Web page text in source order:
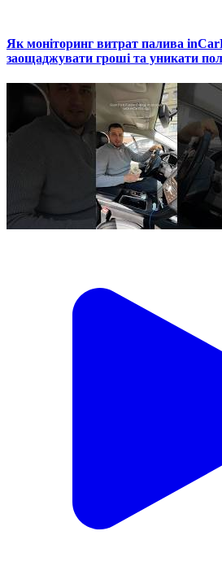
Як моніторинг витрат палива
заощаджувати гроші та уникати